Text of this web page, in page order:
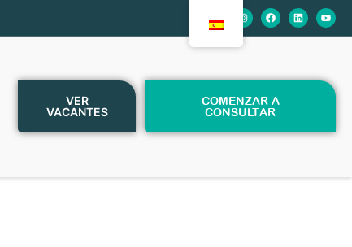
VER
VACANTES
COMENZAR A
CONSULTAR